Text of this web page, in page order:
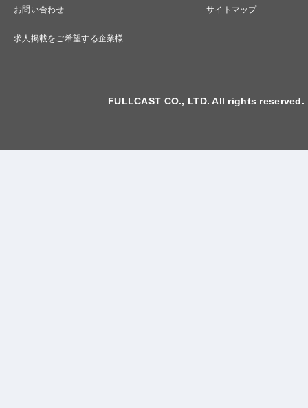
お問い合わせ
サイトマップ
求人掲載をご希望する企業様
FULLCAST CO., LTD. All rights reserved.